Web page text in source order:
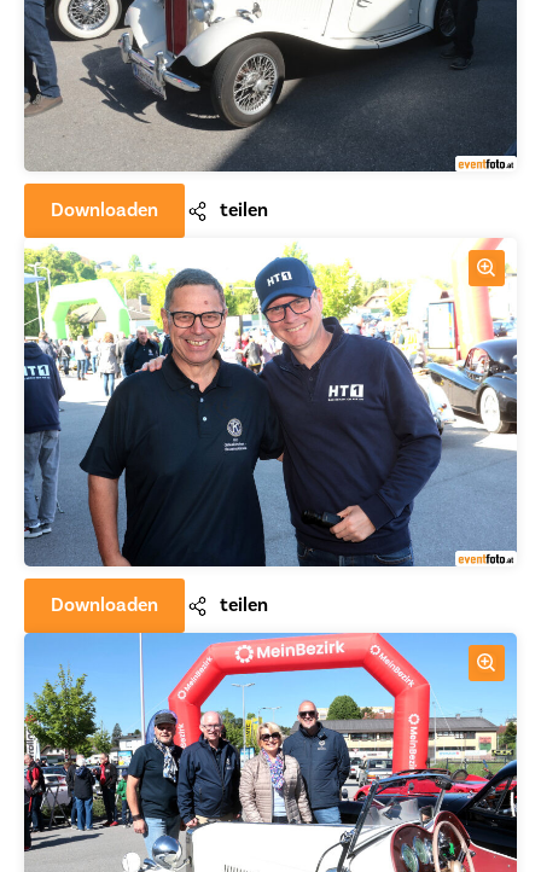
Downloaden teilen
Downloaden teilen